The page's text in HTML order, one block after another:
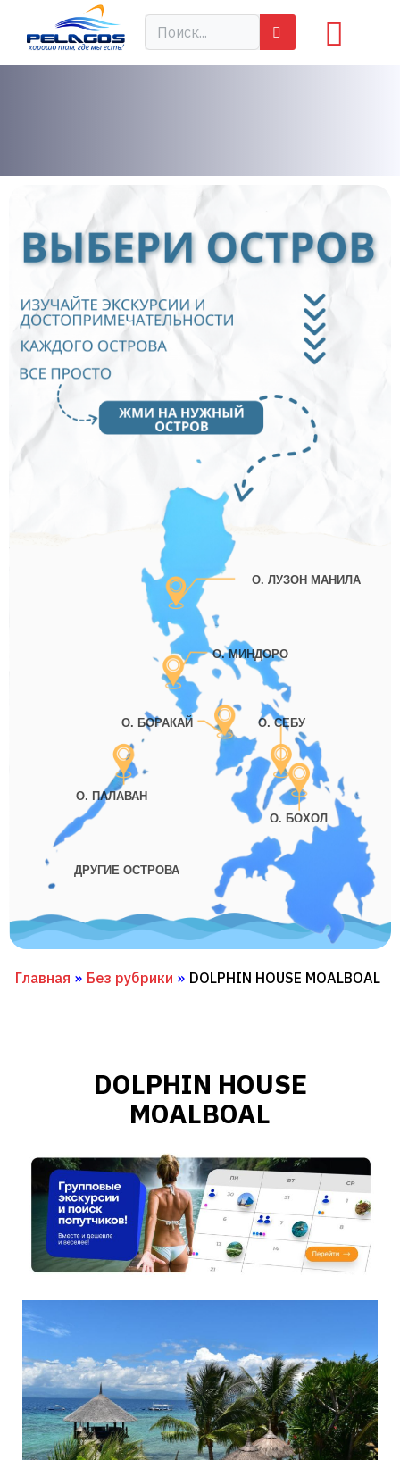
О. ЛУЗОН МАНИЛА
О. МИНДОРО
О. БОРАКАЙ
О. ПАЛАВАН
О. СЕБУ
О. БОХОЛ
ДРУГИЕ ОСТРОВА
Главная » Без рубрики » DOLPHIN HOUSE MOALBOAL
DOLPHIN HOUSE
MOALBOAL